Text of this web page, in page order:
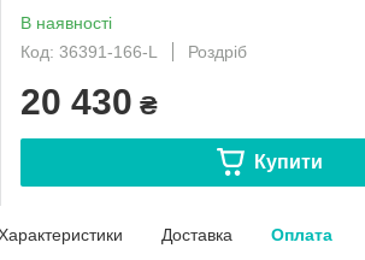
В наявності
Код: 36391-166-L
Роздріб
20 430 ₴
Купити
Доставка Оплата